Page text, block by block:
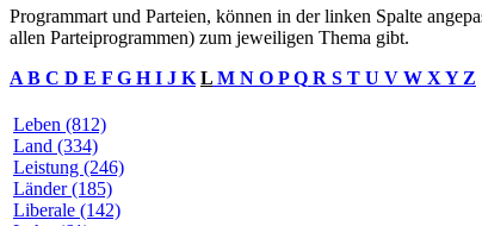
Programmart und Parteien, können in der linken Spalte
allen Parteiprogrammen) zum jeweiligen Thema gibt.
A B C D E F G HI J K L M N O PQ R S T U V W X YZ
Leben (812)
Land (334)
Leistung (246)
Länder (185)
Liberale (142)